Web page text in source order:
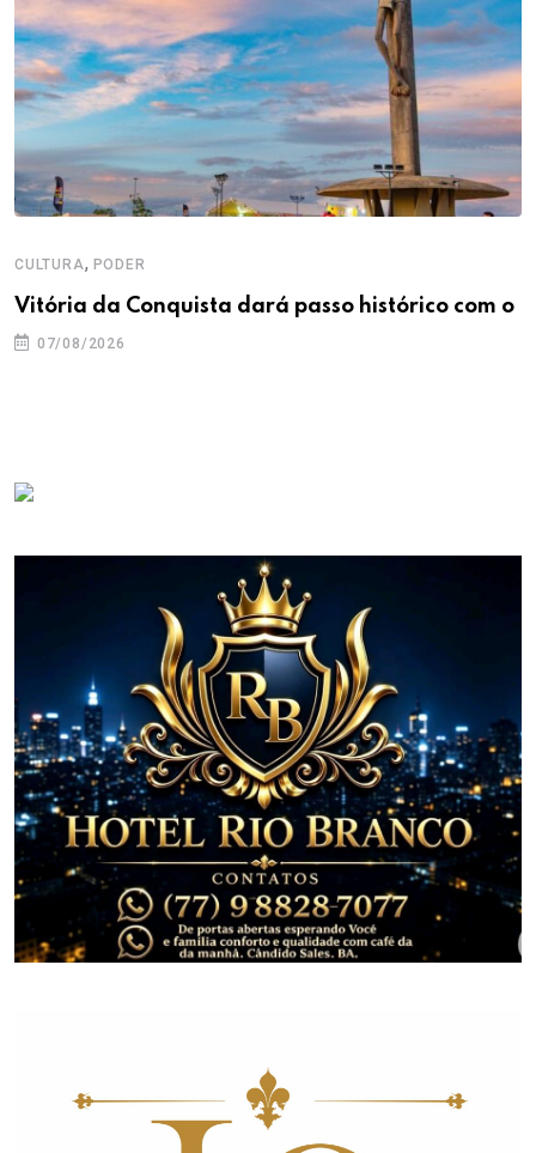
CULTURA, PODER
Vitória da Conquista dará passo histórico com o
07/08/2026